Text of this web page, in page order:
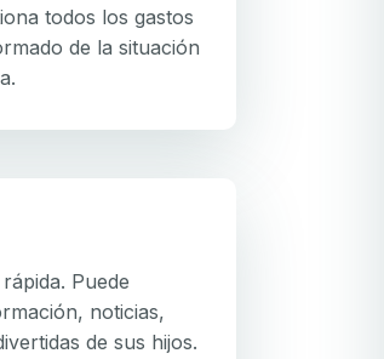
todos los gastos
de la situación
Puede
noticias,
de sus hijos.